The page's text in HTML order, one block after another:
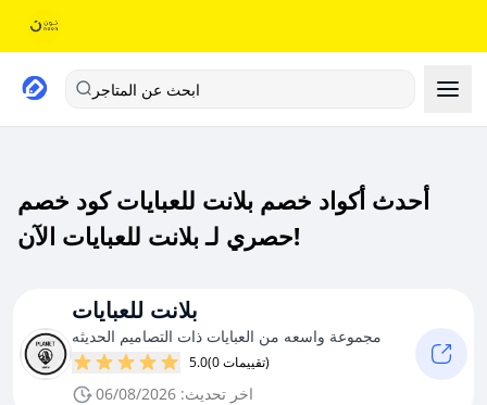
ابحث عن المتاجر
أحدث أكواد خصم بلانت للعبايات كود خصم
حصري لـ بلانت للعبايات الآن!
بلانت للعبايات
مجموعة واسعه من العبايات ذات التصاميم الحديثه
5.0 (0 تقييمات)
اخر تحديث: 06/08/2026